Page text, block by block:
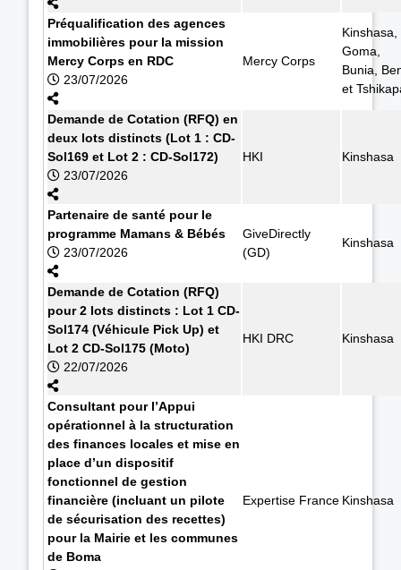
Préqualification des agences
immobilières pour la mission
Mercy Corps en RDC
23/07/2026
Mercy Corps
Kinshasa,
Goma,
Bunia,
et
Demande de Cotation (RFQ) en
deux lots distincts (Lot 1 : CD-
Sol169 et Lot 2 : CD-Sol172)
23/07/2026
HKI Kinshasa
Partenaire de santé pour le
programme Mamans & Bébés
23/07/2026
GiveDirectly
(GD)
Kinshasa
Demande de Cotation (RFQ)
pour 2 lots distincts : Lot 1 CD-
Sol174 (Véhicule Pick Up) et
Lot 2 CD-Sol175 (Moto)
22/07/2026
HKI DRC Kinshasa
Consultant pour l’Appui
opérationnel à la structuration
des finances locales et mise en
place d’un dispositif
fonctionnel de gestion
financière (incluant un pilote
de sécurisation des recettes)
pour la Mairie et les communes
de Boma
Expertise France Kinshasa